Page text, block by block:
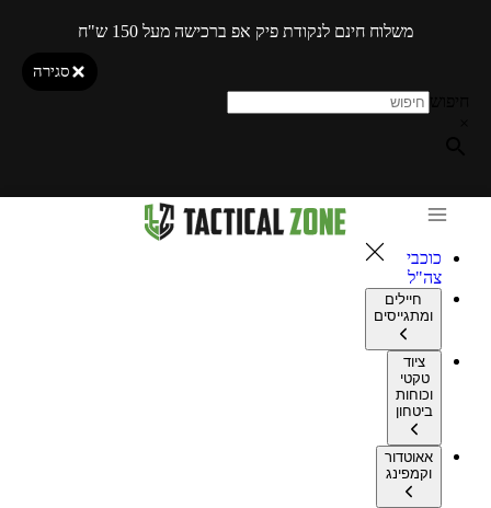
משלוח חינם לנקודת פיק אפ ברכישה מעל 150 ש"ח
סגירה
כוכבי
צה"ל
חיילים
ומתגייסים
ציוד
טקטי
וכוחות
ביטחון
אאוטדור
וקמפינג